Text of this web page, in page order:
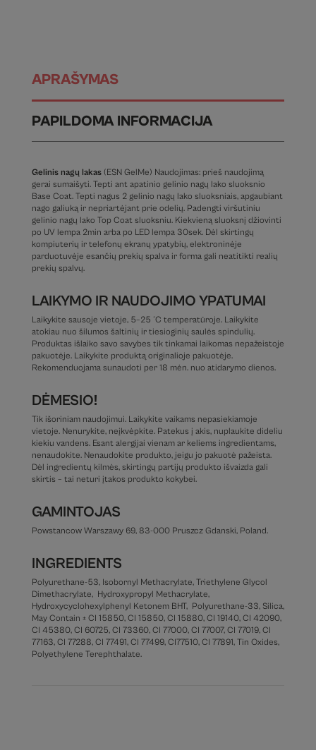
APRAŠYMAS
PAPILDOMA INFORMACIJA
Gelinis nagų lakas(ESN GelMe) Naudojimas: prieš naudojimą
gerai sumaišyti. Tepti ant apatinio gelinio nagų lako sluoksnio
Base Coat. Tepti nagus 2 gelinio nagų lako sluoksniais, apgaubiant
nago galiuką ir nepriartėjant prie odelių. Padengti viršutiniu
gelinio nagų lako Top Coat sluoksniu. Kiekvieną sluoksnį džiovinti
po UV lempa 2min arba po LED lempa 30sek. Dėl skirtingų
kompiuterių ir telefonų ekranų ypatybių, elektroninėje
parduotuvėje esančių prekių spalva ir forma gali neatitikti realių
prekių spalvų.
LAIKYMO IR NAUDOJIMO YPATUMAI
Laikykite sausoje vietoje, 5–25 °C temperatūroje. Laikykite
atokiau nuo šilumos šaltinių ir tiesioginių saulės spindulių.
Produktas išlaiko savo savybes tik tinkamai laikomas nepažeistoje
pakuotėje. Laikykite produktą originalioje pakuotėje.
Rekomenduojama sunaudoti per 18 mėn. nuo atidarymo dienos.
DĖMESIO!
Tik išoriniam naudojimui. Laikykite vaikams nepasiekiamoje
vietoje. Nenurykite, neįkvėpkite. Patekus į akis, nuplaukite dideliu
kiekiu vandens. Esant alergijai vienam ar keliems ingredientams,
nenaudokite. Nenaudokite produkto, jeigu jo pakuotė pažeista.
Dėl ingredientų kilmės, skirtingų partijų produkto išvaizda gali
skirtis – tai neturi įtakos produkto kokybei.
GAMINTOJAS
Powstancow Warszawy 69, 83-000 Pruszcz Gdanski, Poland.
INGREDIENTS
Polyurethane-53, Isobornyl Methacrylate, Triethylene Glycol
Dimethacrylate, Hydroxypropyl Methacrylate,
Hydroxycyclohexylphenyl Ketonem BHT, Polyurethane-33, Silica,
May Contain ± CI 15850, CI 15850, CI 15880, CI 19140, CI 42090,
CI 45380, CI 60725, CI 73360, CI 77000, CI 77007, CI 77019, CI
77163, CI 77288, CI 77491, CI 77499, CI77510, CI 77891, Tin Oxides,
Polyethylene Terephthalate.